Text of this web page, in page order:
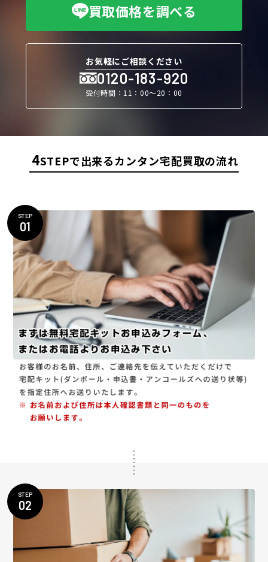
買取価格を調べる
お気軽にご相談ください
0120-183-920
受付時間：11：00〜20：00
4STEPで出来るカンタン宅配買取の流れ
STEP
01
STEP
02